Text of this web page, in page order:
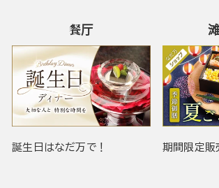
餐厅
誕生日はなだ万で！ 期間限定販